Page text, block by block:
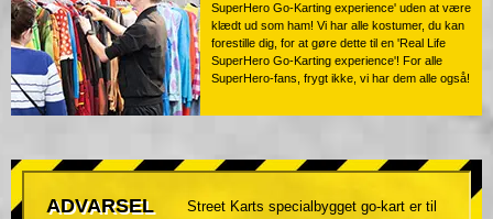
SuperHero Go-Karting experience' uden at være
klædt ud som ham! Vi har alle kostumer, du kan
forestille dig, for at gøre dette til en 'Real Life
SuperHero Go-Karting experience'! For alle
SuperHero-fans, frygt ikke, vi har dem alle også!
ADVARSEL
Street Karts specialbygget go-kart er til